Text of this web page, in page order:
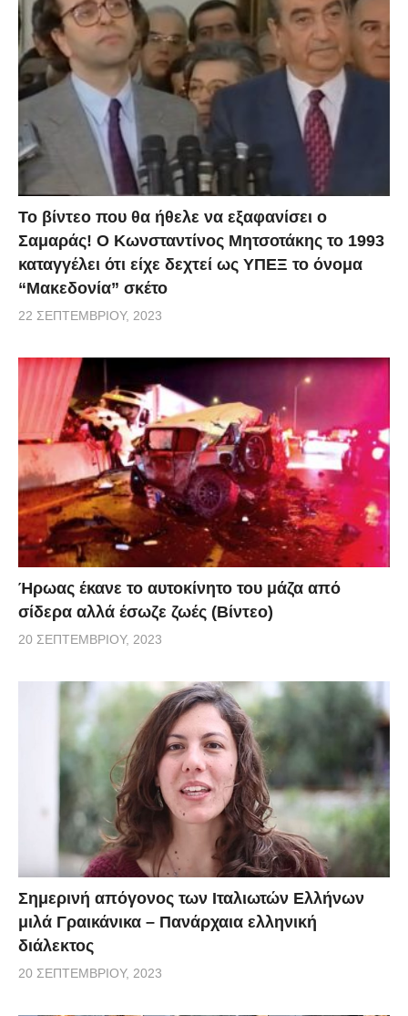
Το βίντεο που θα ήθελε να εξαφανίσει ο
Σαμαράς! Ο Κωνσταντίνος Μητσοτάκης το 1993
καταγγέλει ότι είχε δεχτεί ως ΥΠΕΞ το όνομα
“Μακεδονία” σκέτο
22 ΣΕΠΤΕΜΒΡΊΟΥ, 2023
Ήρωας έκανε το αυτοκίνητο του μάζα από
σίδερα αλλά έσωζε ζωές (Βίντεο)
20 ΣΕΠΤΕΜΒΡΊΟΥ, 2023
Σημερινή απόγονος των Ιταλιωτών Ελλήνων
μιλά Γραικάνικα – Πανάρχαια ελληνική
διάλεκτος
20 ΣΕΠΤΕΜΒΡΊΟΥ, 2023